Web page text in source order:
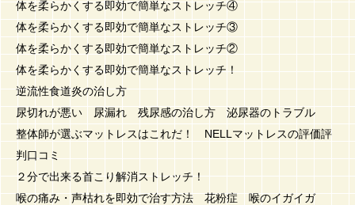
体を柔らかくする即効で簡単なストレッチ④
体を柔らかくする即効で簡単なストレッチ③
体を柔らかくする即効で簡単なストレッチ②
体を柔らかくする即効で簡単なストレッチ！
逆流性食道炎の治し方
尿切れが悪い 尿漏れ 残尿感の治し方 泌尿器のトラブル
整体師が選ぶマットレスはこれだ！ NELLマットレスの評価評
判口コミ
２分で出来る首こり解消ストレッチ！
喉の痛み・声枯れを即効で治す方法 花粉症 喉のイガイガ